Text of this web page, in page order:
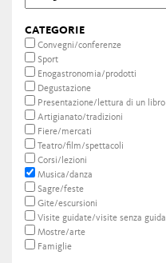
CATEGORIE
Convegni/conferenze
Sport
Enogastronomia/prodotti
Degustazione
Presentazione/lettura di un libro
Artigianato/tradizioni
Fiere/mercati
Teatro/film/spettacoli
Corsi/lezioni
Musica/danza
Sagre/feste
Gite/escursioni
Visite guidate/visite senza guida
Mostre/arte
Famiglie